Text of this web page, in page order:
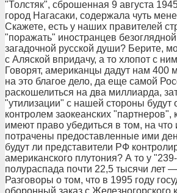
"Толстяк", сброшенная 9 августа
город Нагасаки, содержала чуть
Скажете, есть у наших правителей
"поражать" иностранцев
загадочной русской души? Берите,
с Аляской впридачу, а то хлопот с
Говорят, американцы дадут нам 400
на это благое дело, да еще самой
раскошелиться на два миллиарда,
"утилизации" с нашей стороны будут
контролем заокеанских "партнеров",
имеют право убедиться в том, на что
потрачены предоставленные ими
будут ли представители РФ
американского плутония? А то у
полураспада почти 22,5 тысячи лет
Разговоры о том, что в 1995 году
оборонный заказ с Железногорского